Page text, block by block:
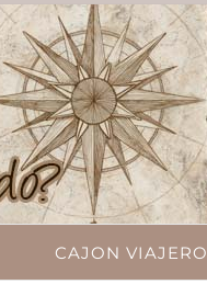
CAJON VIAJERO